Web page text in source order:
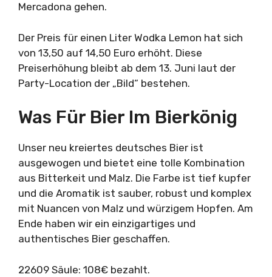
Mercadona gehen.
Der Preis für einen Liter Wodka Lemon hat sich
von 13,50 auf 14,50 Euro erhöht. Diese
Preiserhöhung bleibt ab dem 13. Juni laut der
Party-Location der „Bild“ bestehen.
Was Für Bier Im Bierkönig
Unser neu kreiertes deutsches Bier ist
ausgewogen und bietet eine tolle Kombination
aus Bitterkeit und Malz. Die Farbe ist tief kupfer
und die Aromatik ist sauber, robust und komplex
mit Nuancen von Malz und würzigem Hopfen. Am
Ende haben wir ein einzigartiges und
authentisches Bier geschaffen.
22609 Säule: 108€ bezahlt.